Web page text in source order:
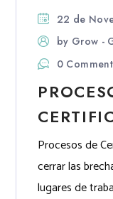
22 de
by Grow -
0
Procesos de
cerrar las
lugares de